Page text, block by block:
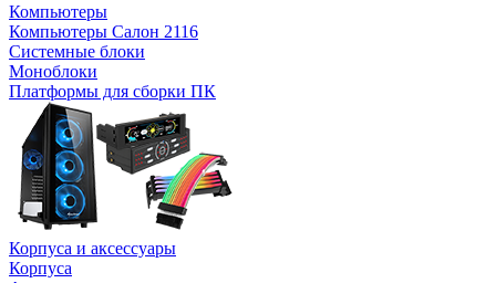
Компьютеры
Компьютеры Салон 2116
Системные блоки
Моноблоки
Платформы для сборки ПК
Корпуса и аксессуары
Корпуса